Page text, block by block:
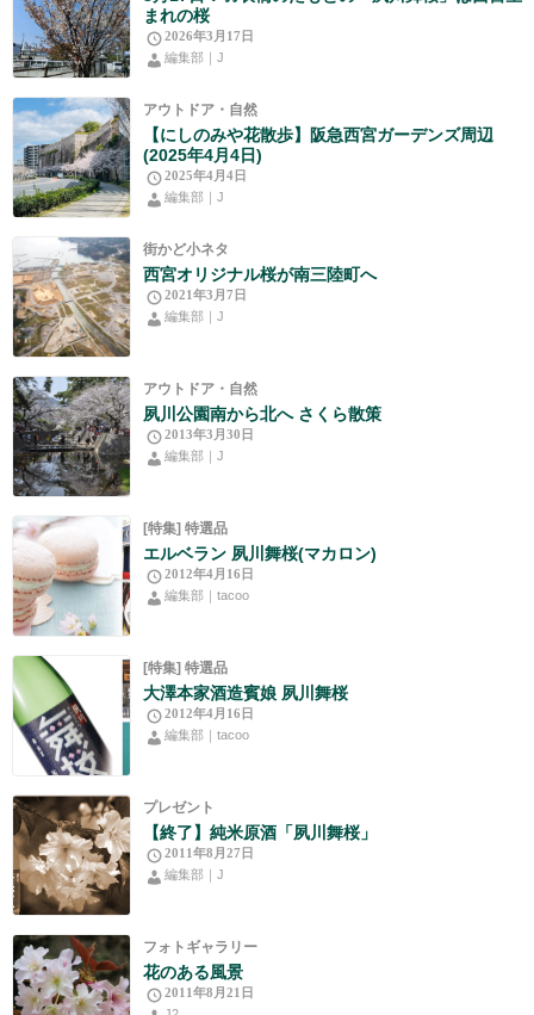
まれの桜
2026年3月17日
編集部｜J
アウトドア・自然
【にしのみや花散歩】阪急西宮ガーデンズ周辺
(2025年4月4日)
2025年4月4日
編集部｜J
街かど小ネタ
西宮オリジナル桜が南三陸町へ
2021年3月7日
編集部｜J
アウトドア・自然
夙川公園南から北へ さくら散策
2013年3月30日
編集部｜J
[特集] 特選品
エルベラン 夙川舞桜(マカロン)
2012年4月16日
編集部｜tacoo
[特集] 特選品
大澤本家酒造賓娘 夙川舞桜
2012年4月16日
編集部｜tacoo
プレゼント
【終了】純米原酒「夙川舞桜」
2011年8月27日
編集部｜J
フォトギャラリー
花のある風景
2011年8月21日